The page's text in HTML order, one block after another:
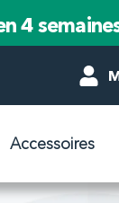
4
Accessoires